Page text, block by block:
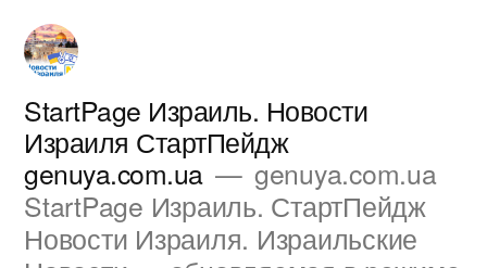
Перейти
содержимому
StartPage Израиль. Новости
Израиля СтартПейдж
genuya.com.ua
genuya.com.ua
StartPage Израиль. СтартПейдж
Новости Израиля. Израильские